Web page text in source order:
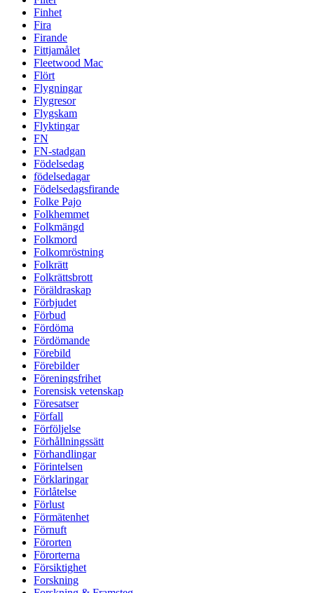
Finhet
Fira
Firande
Fittjamålet
Fleetwood Mac
Flört
Flygningar
Flygresor
Flygskam
Flyktingar
FN
FN-stadgan
Födelsedag
födelsedagar
Födelsedagsfirande
Folke Pajo
Folkhemmet
Folkmängd
Folkmord
Folkomröstning
Folkrätt
Folkrättsbrott
Föräldraskap
Förbjudet
Förbud
Fördöma
Fördömande
Förebild
Förebilder
Föreningsfrihet
Forensisk vetenskap
Föresatser
Förfall
Förföljelse
Förhållningssätt
Förhandlingar
Förintelsen
Förklaringar
Förlåtelse
Förlust
Förmätenhet
Förnuft
Förorten
Förorterna
Försiktighet
Forskning